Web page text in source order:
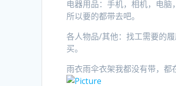
电器用品：手机，相机，电脑
所以要的都带去吧。
各人物品/其他：找工需要的
买。
雨衣雨伞衣架我都没有带，都